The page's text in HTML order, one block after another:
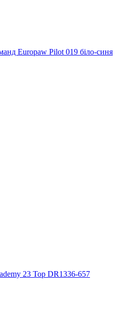
Europaw Pilot 019 біло-синя
23 Top DR1336-657